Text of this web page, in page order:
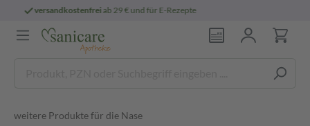
persönliche
weitere Produkte für die Nase